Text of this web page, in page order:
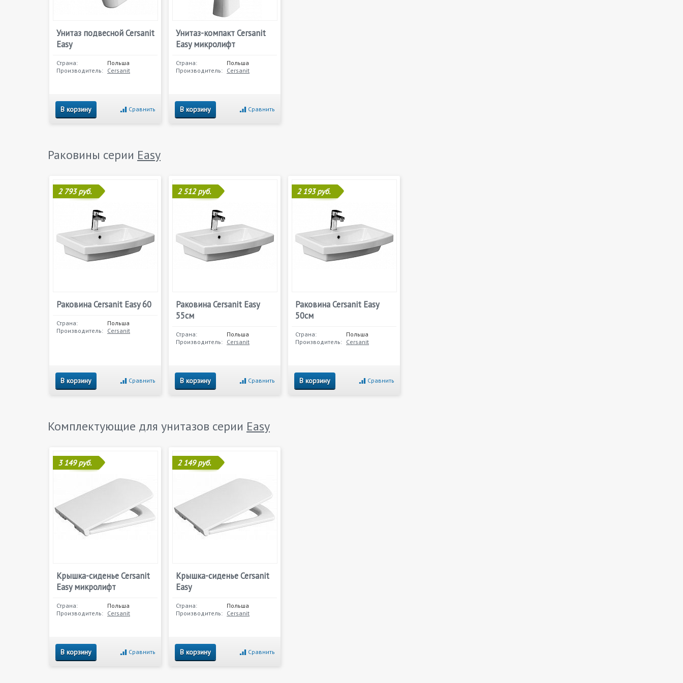
Унитаз подвесной Cersanit
Easy
Страна:
Польша
Производитель: Cersanit
В корзину Сравнить
Унитаз-компакт Cersanit
Easy микролифт
Страна:
Польша
Производитель: Cersanit
В корзину Сравнить
Раковины серии Easy
2 793 руб.
Раковина Cersanit Easy 60
Страна:
Польша
Производитель: Cersanit
В корзину Сравнить
2 512 руб.
Раковина Cersanit Easy
55см
Страна:
Польша
Производитель: Cersanit
В корзину Сравнить
2 193 руб.
Раковина Cersanit Easy
50см
Страна:
Польша
Производитель: Cersanit
В корзину Сравнить
Комплектующие для унитазов серии Easy
3 149 руб.
Крышка-сиденье Cersanit
Easy микролифт
Страна:
Польша
Производитель: Cersanit
В корзину Сравнить
2 149 руб.
Крышка-сиденье Cersanit
Easy
Страна:
Польша
Производитель: Cersanit
В корзину Сравнить